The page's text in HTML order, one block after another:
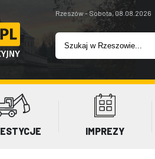
Rzeszów - Sobota, 08.08.2026
IMPREZY